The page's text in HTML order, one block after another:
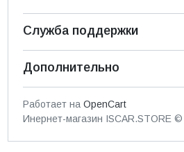
Служба поддержки
Дополнительно
Работает на OpenCart
Инернет-магазин ISCAR.STORE